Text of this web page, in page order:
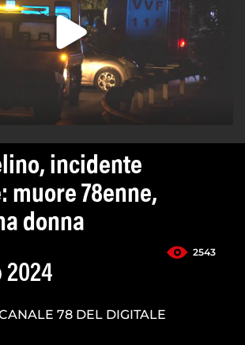
incidente
muore 78enne,
donna
2543
78 DEL DIGITALE